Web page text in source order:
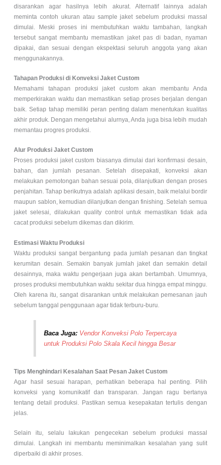
disarankan agar hasilnya lebih akurat. Alternatif lainnya adalah
meminta contoh ukuran atau sample jaket sebelum produksi massal
dimulai. Meski proses ini membutuhkan waktu tambahan, langkah
tersebut sangat membantu memastikan jaket pas di badan, nyaman
dipakai, dan sesuai dengan ekspektasi seluruh anggota yang akan
menggunakannya.
Tahapan Produksi di Konveksi Jaket Custom
Memahami tahapan produksi jaket custom akan membantu Anda
memperkirakan waktu dan memastikan setiap proses berjalan dengan
baik. Setiap tahap memiliki peran penting dalam menentukan kualitas
akhir produk. Dengan mengetahui alurnya, Anda juga bisa lebih mudah
memantau progres produksi.
Alur Produksi Jaket Custom
Proses produksi jaket custom biasanya dimulai dari konfirmasi desain,
bahan, dan jumlah pesanan. Setelah disepakati, konveksi akan
melakukan pemotongan bahan sesuai pola, dilanjutkan dengan proses
penjahitan. Tahap berikutnya adalah aplikasi desain, baik melalui bordir
maupun sablon, kemudian dilanjutkan dengan finishing. Setelah semua
jaket selesai, dilakukan quality control untuk memastikan tidak ada
cacat produksi sebelum dikemas dan dikirim.
Estimasi Waktu Produksi
Waktu produksi sangat bergantung pada jumlah pesanan dan tingkat
kerumitan desain. Semakin banyak jumlah jaket dan semakin detail
desainnya, maka waktu pengerjaan juga akan bertambah. Umumnya,
proses produksi membutuhkan waktu sekitar dua hingga empat minggu.
Oleh karena itu, sangat disarankan untuk melakukan pemesanan jauh
sebelum tanggal penggunaan agar tidak terburu-buru.
Baca Juga: Vendor Konveksi Polo Terpercaya
untuk Produksi Polo Skala Kecil hingga Besar
Tips Menghindari Kesalahan Saat Pesan Jaket Custom
Agar hasil sesuai harapan, perhatikan beberapa hal penting. Pilih
konveksi yang komunikatif dan transparan. Jangan ragu bertanya
tentang detail produksi. Pastikan semua kesepakatan tertulis dengan
jelas.
Selain itu, selalu lakukan pengecekan sebelum produksi massal
dimulai. Langkah ini membantu meminimalkan kesalahan yang sulit
diperbaiki di akhir proses.